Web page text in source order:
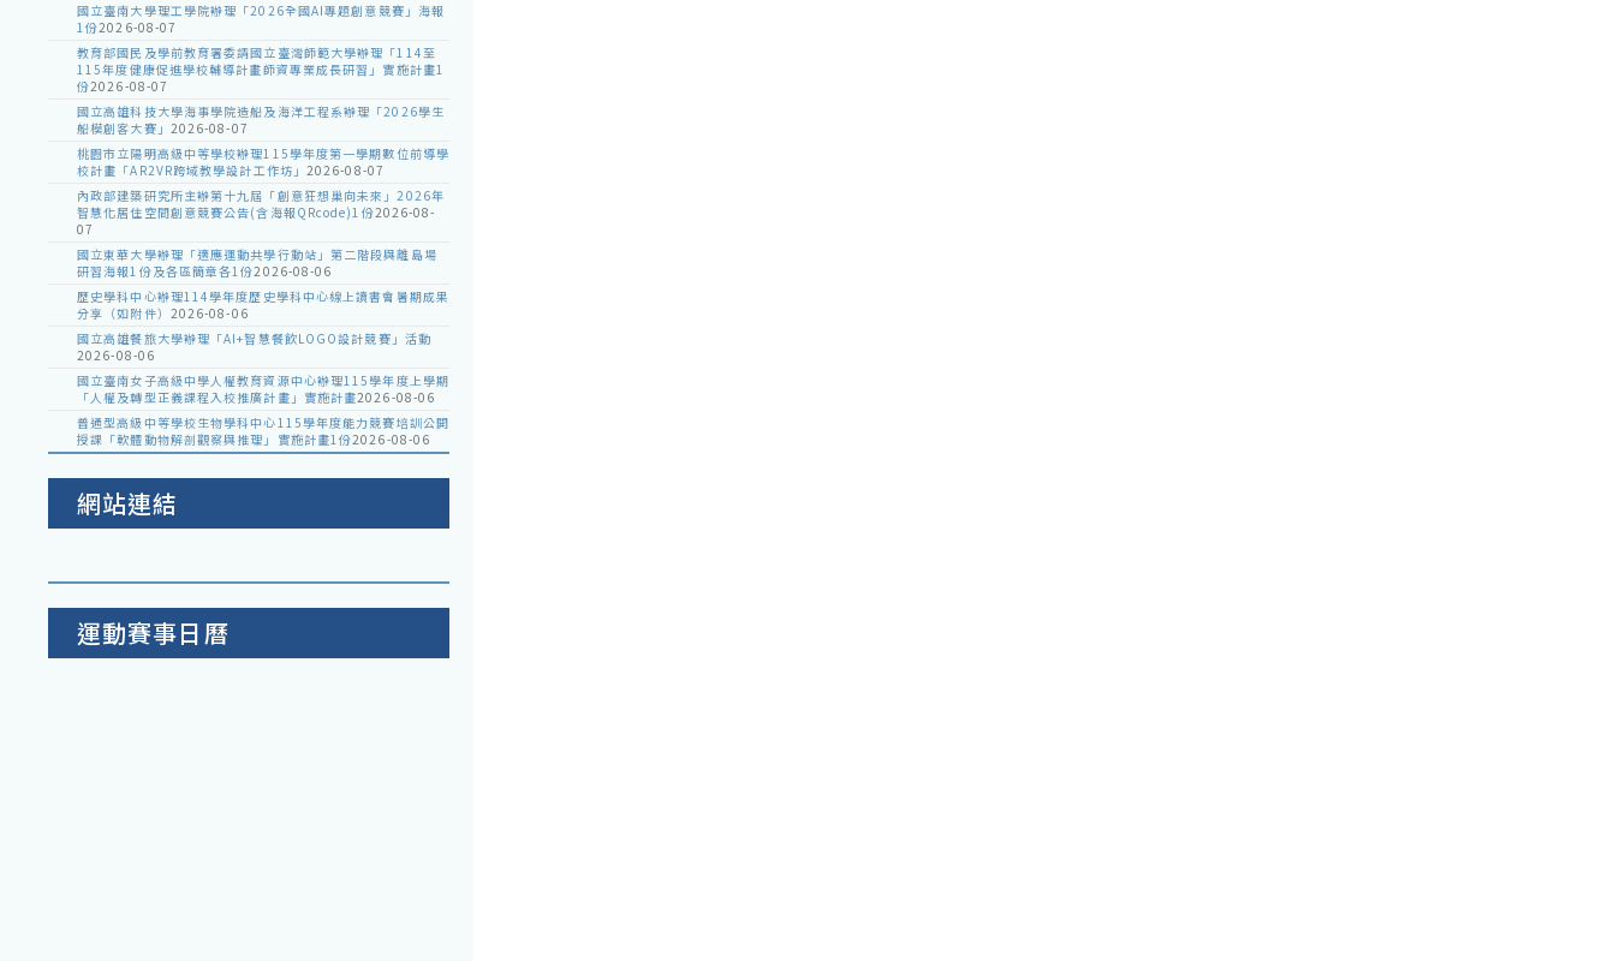
國立臺南大學理工學院辦理「2026全國AI專題創意競賽」海報
1份2026-08-07
教育部國民及學前教育署委請國立臺灣師範大學辦理「114至
115年度健康促進學校輔導計畫師資專業成長研習」實施計畫1
份2026-08-07
國立高雄科技大學海事學院造船及海洋工程系辦理「2026學生
船模創客大賽」 2026-08-07
桃園市立陽明高級中等學校辦理115學年度第一學期數位前導學
校計畫「AR2VR跨域教學設計工作坊」 2026-08-07
內政部建築研究所主辦第十九屆「創意狂想巢向未來」2026年
智慧化居住空間創意競賽公告(含海報QRcode)1份2026-08-
07
國立東華大學辦理「適應運動共學行動站」第二階段與離島場
研習海報1份及各區簡章各1份2026-08-06
歷史學科中心辦理114學年度歷史學科中心線上讀書會暑期成果
分享（如附件） 2026-08-06
國立高雄餐旅大學辦理「AI+智慧餐飲LOGO設計競賽」活動
2026-08-06
國立臺南女子高級中學人權教育資源中心辦理115學年度上學期
「人權及轉型正義課程入校推廣計畫」實施計畫2026-08-06
普通型高級中等學校生物學科中心115學年度能力競賽培訓公開
授課「軟體動物解剖觀察與推理」實施計畫1份2026-08-06
網站連結
運動賽事日曆